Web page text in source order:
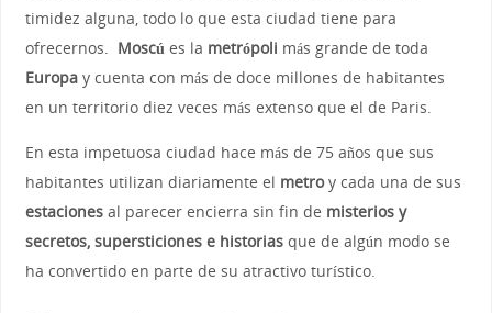
timidez alguna, todo lo que esta ciudad tiene para
ofrecernos. Moscú es la metrópoli más grande de toda
Europay cuenta con más de doce millones de habitantes
en un territorio diez veces más extenso que el de Paris.
En esta impetuosa ciudad hace más de 75 años que sus
habitantes utilizan diariamente el metroy cada una de sus
estaciones al parecer encierra sin fin de misterios y
secretos, supersticiones e historiasque de algún modo se
ha convertido en parte de su atractivo turístico.